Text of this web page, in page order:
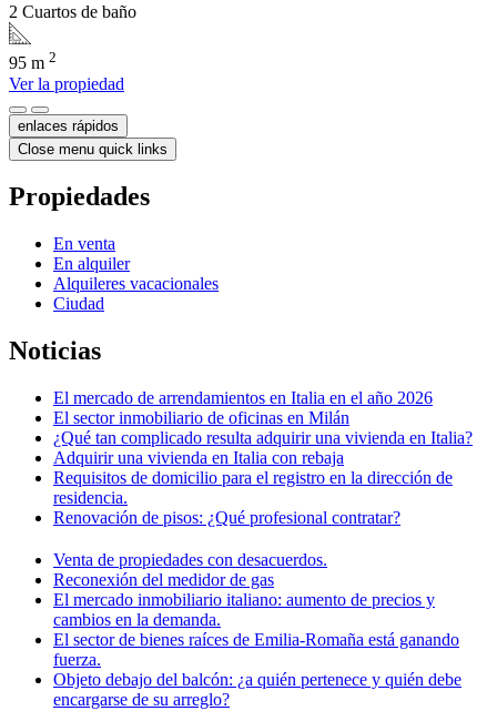
2 Cuartos de baño
95 m 2
Ver la propiedad
enlaces rápidos
Close menu quick links
Propiedades
En venta
En alquiler
Alquileres vacacionales
Ciudad
Noticias
El mercado de arrendamientos en Italia en el año 2026
El sector inmobiliario de oficinas en Milán
¿Qué tan complicado resulta adquirir una vivienda en Italia?
Adquirir una vivienda en Italia con rebaja
Requisitos de domicilio para el registro en la dirección de
residencia.
Renovación de pisos: ¿Qué profesional contratar?
Venta de propiedades con desacuerdos.
Reconexión del medidor de gas
El mercado inmobiliario italiano: aumento de precios y
cambios en la demanda.
El sector de bienes raíces de Emilia-Romaña está ganando
fuerza.
Objeto debajo del balcón: ¿a quién pertenece y quién debe
encargarse de su arreglo?